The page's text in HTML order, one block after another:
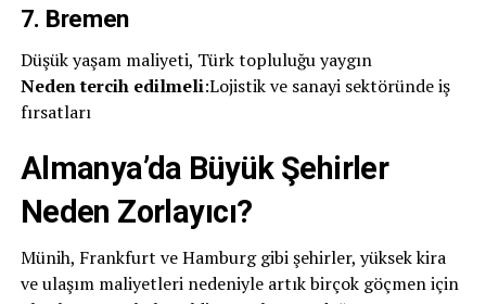
7. Bremen
Düşük yaşam maliyeti, Türk topluluğu yaygın
Neden tercih edilmeli:Lojistik ve sanayi sektöründe iş
fırsatları
Almanya’da Büyük Şehirler
Neden Zorlayıcı?
Münih, Frankfurt ve Hamburg gibi şehirler, yüksek kira
ve ulaşım maliyetleri nedeniyle artık birçok göçmen için